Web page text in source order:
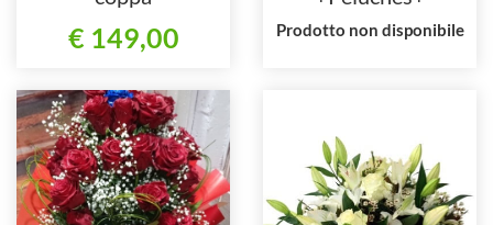
€ 149,00
Cioccolatini
Prodotto non disponibile